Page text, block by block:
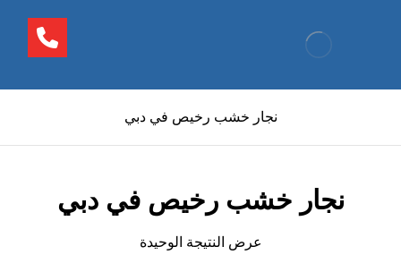
نجار خشب رخيص في دبي
نجار خشب رخيص في دبي
عرض النتيجة الوحيدة